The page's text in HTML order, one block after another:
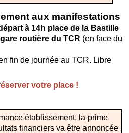
aux manifestations
à 14h place de la Bastille
routière du TCR (en face du
fin de journée au TCR. Libre
votre place !
établissement, la prime
financiers va être annoncée